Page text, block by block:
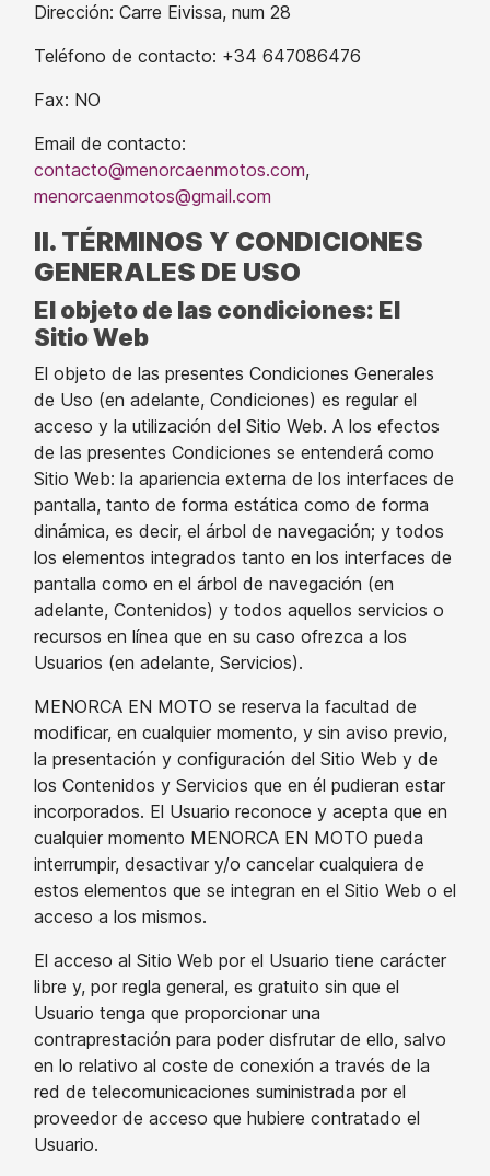
Dirección: Carre Eivissa, num 28
Teléfono de contacto: +34 647086476
Fax: NO
Email de contacto:
contacto@menorcaenmotos.com,
menorcaenmotos@gmail.com
II. TÉRMINOS Y CONDICIONES
GENERALES DE USO
El objeto de las condiciones: El
Sitio Web
El objeto de las presentes Condiciones Generales
de Uso (en adelante, Condiciones) es regular el
acceso y la utilización del Sitio Web. A los efectos
de las presentes Condiciones se entenderá como
Sitio Web: la apariencia externa de los interfaces de
pantalla, tanto de forma estática como de forma
dinámica, es decir, el árbol de navegación; y todos
los elementos integrados tanto en los interfaces de
pantalla como en el árbol de navegación (en
adelante, Contenidos) y todos aquellos servicios o
recursos en línea que en su caso ofrezca a los
Usuarios (en adelante, Servicios).
MENORCA EN MOTO se reserva la facultad de
modificar, en cualquier momento, y sin aviso previo,
la presentación y configuración del Sitio Web y de
los Contenidos y Servicios que en él pudieran estar
incorporados. El Usuario reconoce y acepta que en
cualquier momento MENORCA EN MOTO pueda
interrumpir, desactivar y/o cancelar cualquiera de
estos elementos que se integran en el Sitio Web o el
acceso a los mismos.
El acceso al Sitio Web por el Usuario tiene carácter
libre y, por regla general, es gratuito sin que el
Usuario tenga que proporcionar una
contraprestación para poder disfrutar de ello, salvo
en lo relativo al coste de conexión a través de la
red de telecomunicaciones suministrada por el
proveedor de acceso que hubiere contratado el
Usuario.